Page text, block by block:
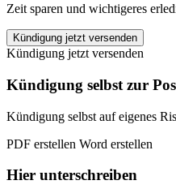
Zeit sparen und wichtigeres
Verdi
Hameln
kündigen
quantity
Kündigung jetzt versenden
Kündigung jetzt versenden
Kündigung selbst zur
Kündigung selbst auf eigenes
PDF erstellen Word erstellen
Hier unterschreiben